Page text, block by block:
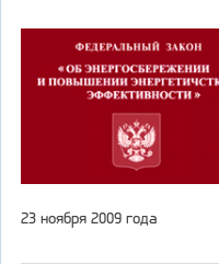
23 ноября 2009 года